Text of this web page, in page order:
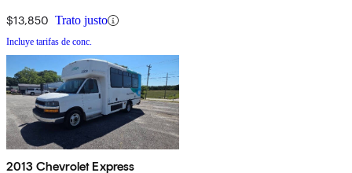
$13,850 Trato justo
Incluye tarifas de conc.
2013 Chevrolet Express